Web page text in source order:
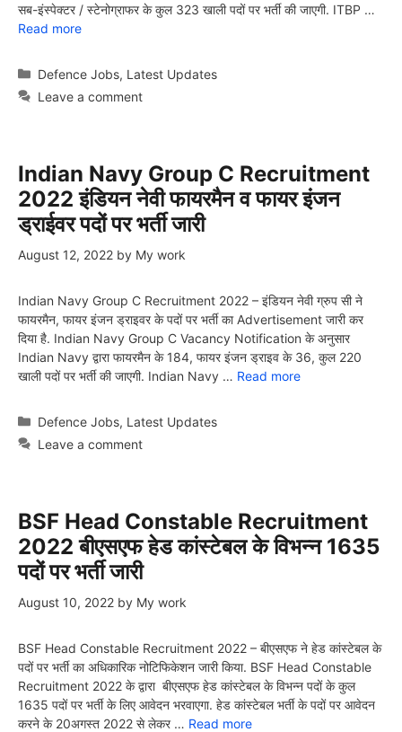
सब-इंस्पेक्टर / स्टेनोग्राफर के कुल 323 खाली पदों पर भर्ती की जाएगी. ITBP …
Read more
Categories
Defence Jobs, Latest Updates
Leave a comment
Indian Navy Group C Recruitment
2022 इंडियन नेवी फायरमैन व फायर इंजन
ड्राईवर पदों पर भर्ती जारी
August 12, 2022 by My work
Indian Navy Group C Recruitment 2022 – इंडियन नेवी ग्रुप सी ने
फायरमैन, फायर इंजन ड्राइवर के पदों पर भर्ती का Advertisement जारी कर
दिया है. Indian Navy Group C Vacancy Notification के अनुसार
Indian Navy द्वारा फायरमैन के 184, फायर इंजन ड्राइव के 36, कुल 220
खाली पदों पर भर्ती की जाएगी. Indian Navy … Read more
Categories
Defence Jobs, Latest Updates
Leave a comment
BSF Head Constable Recruitment
2022 बीएसएफ हेड कांस्टेबल के विभन्न 1635
पदों पर भर्ती जारी
August 10, 2022 by My work
BSF Head Constable Recruitment 2022 – बीएसएफ ने हेड कांस्टेबल के
पदों पर भर्ती का अधिकारिक नोटिफिकेशन जारी किया. BSF Head Constable
Recruitment 2022 के द्वारा बीएसएफ हेड कांस्टेबल के विभन्न पदों के कुल
1635 पदों पर भर्ती के लिए आवेदन भरवाएगा. हेड कांस्टेबल भर्ती के पदों पर आवेदन
करने के 20अगस्त 2022 से लेकर … Read more